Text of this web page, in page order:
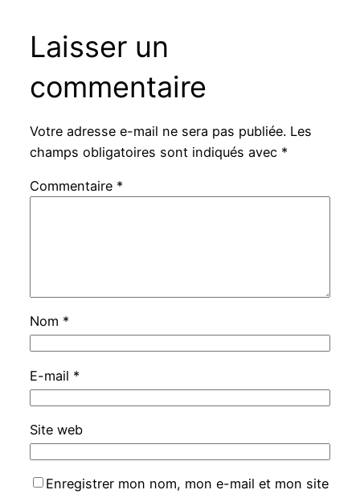
Laisser un
commentaire
Votre adresse e-mail ne sera pas publiée. Les
champs obligatoires sont indiqués avec *
Commentaire *
Nom *
E-mail *
Site web
Enregistrer mon nom, mon e-mail et mon site